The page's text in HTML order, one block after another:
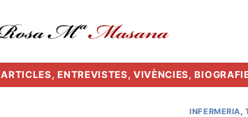
ARTICLES, ENTREVISTES, VIVÈNCIES,
INFERMERIA,